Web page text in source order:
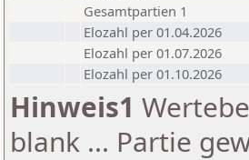
Gesamtpartien 1
Elozahl per 01.04.2026
Elozahl per 01.07.2026
Elozahl per 01.10.2026
Hinweis1
blank ... Partie